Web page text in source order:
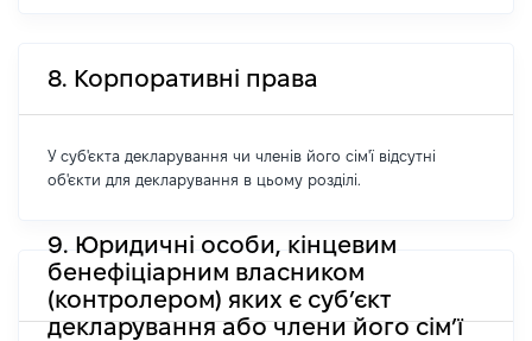
8. Корпоративні права
У суб'єкта декларування чи членів його сім'ї відсутні
об'єкти для декларування в цьому розділі.
9. Юридичні особи, кінцевим
бенефіціарним власником
(контролером) яких є суб’єкт
декларування або члени його сім’ї